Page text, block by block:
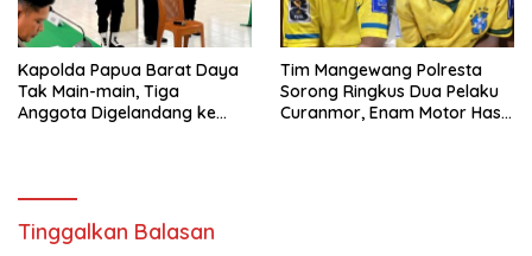
Kapolda Papua Barat Daya
Tak Main-main, Tiga
Anggota Digelandang ke
Tim Mangewang Polresta
Sorong Ringkus Dua Pelaku
Curanmor, Enam Motor Hasil
Tinggalkan Balasan